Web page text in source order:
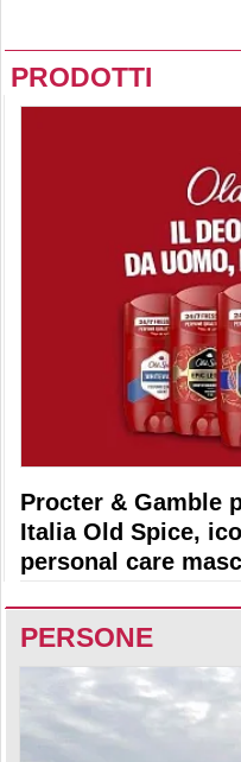
PRODOTTI
Procter & Gamble
Italia Old Spice,
personal care
PERSONE